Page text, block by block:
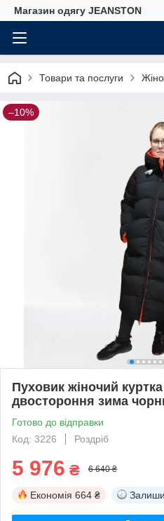
Магазин одягу JEANSTON
Товари та послуги
–10%
Пуховик жіночий
двостороння зима
Готово до відправки
Код: 3226
Роздріб
5 976 ₴ 6 640 ₴
Економія 664 ₴